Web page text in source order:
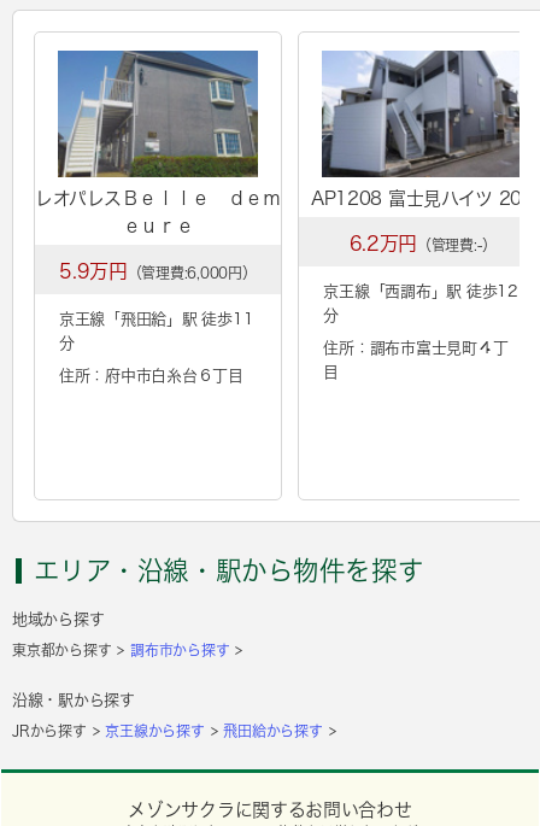
レオパレスＢｅｌｌｅ ｄｅｍ
ｅｕｒｅ
5.9万円 （管理費:6,000円）
京王線「 飛田給 」駅 徒歩11
分
住所：府中市白糸台６丁目
AP1208 富士見ハイツ 205
6.2万円 （管理費:-）
京王線「 西調布」駅 徒歩12
分
住所：調布市富士見町４丁
目
エリア・沿線・駅から物件を探す
地域から探す
東京都から探す 調布市から探す
沿線・駅から探す
JRから探す 京王線から探す 飛田給から探す
メゾンサクラに関するお問い合わせ